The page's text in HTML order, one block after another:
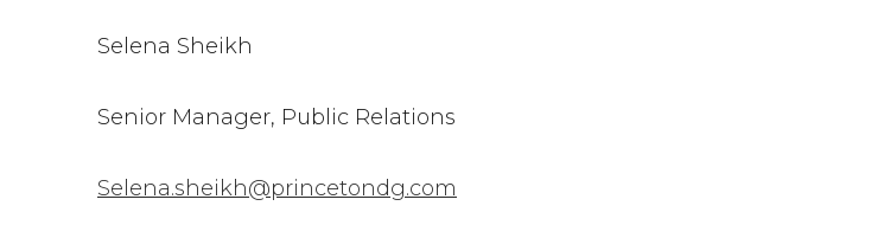
Selena Sheikh
Senior Manager, Public Relations
Selena.sheikh@princetondg.com